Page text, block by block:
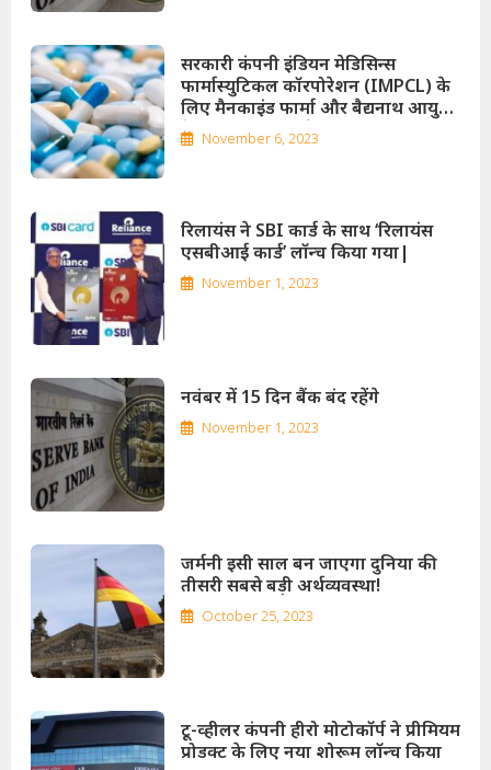
सरकारी कंपनी इंडियन मेडिसिन्स
फार्मास्युटिकल कॉरपोरेशन (IMPCL) के
लिए मैनकाइंड फार्मा और बैद्यनाथ आयुर्वेद
ने दिलचस्पी दिखाई
November 6, 2023
रिलायंस ने SBI कार्ड के साथ ‘रिलायंस
एसबीआई कार्ड’ लॉन्च किया गया|
November 1, 2023
नवंबर में 15 दिन बैंक बंद रहेंगे
November 1, 2023
जर्मनी इसी साल बन जाएगा दुनिया की
तीसरी सबसे बड़ी अर्थव्यवस्था!
October 25, 2023
टू-व्हीलर कंपनी हीरो मोटोकॉर्प ने प्रीमियम
प्रोडक्ट के लिए नया शोरूम लॉन्च किया